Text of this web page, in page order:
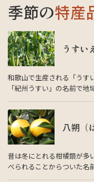
季節の特産
うすい
和歌山で生産される「うす
「紀州うすい」の名前で地
八朔（
昔は冬にとれる柑橘類が多
べられることからついた名